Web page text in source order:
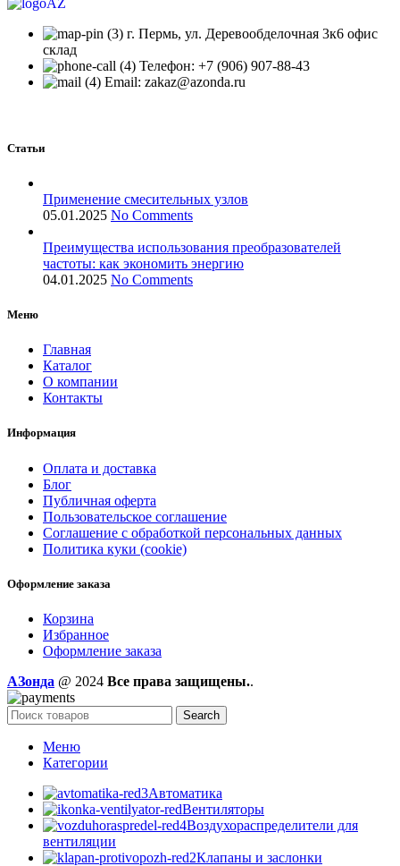
г. Пермь, ул. Деревообделочная 3к6 офис
склад
Телефон: +7 (906) 907-88-43
Email: zakaz@azonda.ru
Статьи
Применение смесительных узлов
05.01.2025 No Comments
Преимущества использования преобразователей
частоты: как экономить энергию
04.01.2025 No Comments
Меню
Главная
Каталог
О компании
Контакты
Информация
Оплата и доставка
Блог
Публичная оферта
Пользовательское соглашение
Соглашение с обработкой персональных данных
Политика куки (cookie)
Оформление заказа
Корзина
Избранное
Оформление заказа
AЗонда @ 2024 Все права защищены..
Search
Меню
Категории
Автоматика
Вентиляторы
Воздухораспределители для
вентиляции
Клапаны и заслонки